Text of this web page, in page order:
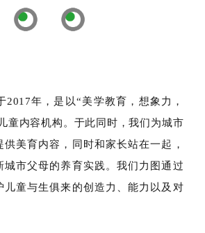
2017年，是以“美学教育，想象力，
童内容机构。于此同时，我们为城市
美育内容，同时和家长站在一起，
城市父母的养育实践。我们力图通过
儿童与生俱来的创造力、能力以及对